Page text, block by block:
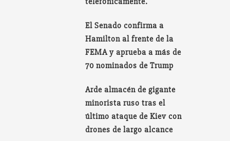
El Senado confirma a
Hamilton al frente de la
FEMA y aprueba a más de
70 nominados de Trump
Arde almacén de gigante
minorista ruso tras el
último ataque de Kiev con
drones de largo alcance